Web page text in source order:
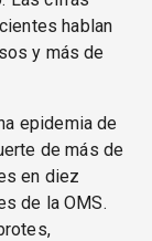
hablan
y más de
epidemia de
de más de
en diez
de la OMS.